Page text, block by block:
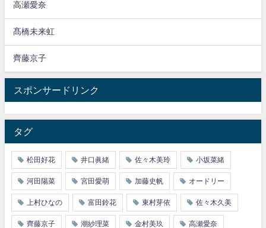
高瀬愛奈
髙橋未来虹
齊藤京子
スポンサードリンク
タグ
松田好花 井口眞緒 佐々木美玲 小坂菜緒
河田陽菜 宮田愛萌 加藤史帆 オードリー
上村ひなの 富田鈴花 東村芽依 佐々木久美
齊藤京子 潮紗理菜 金村美玖 高瀬愛奈